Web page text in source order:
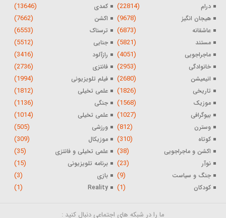
درام (22814) کمدی (13646)
هیجان انگیز (9678) اکشن (7662)
عاشقانه (6873) ترسناک (6553)
مستند (5821) جنایی (5512)
ماجراجویی (4051) رازآلود (3416)
خانوادگی (2953) فانتزی (2736)
انیمیشن (2680) فیلم تلویزیونی (1994)
تاریخی (1826) علمی تخیلی (1812)
موزیک (1568) جنگی (1136)
بیوگرافی (1027) علمی تخیلی (1014)
وسترن (812) ورزشی (505)
کوتاه (310) موزیکال (309)
اکشن و ماجراجویی (38) علمی تخیلی و فانتزی (35)
نوآر (23) برنامه تلویزیونی (15)
جنگ و سیاست (9) بازی (3)
کودکان (1)
Reality
(1)
ما را در شبکه های اجتماعی دنبال کنید :